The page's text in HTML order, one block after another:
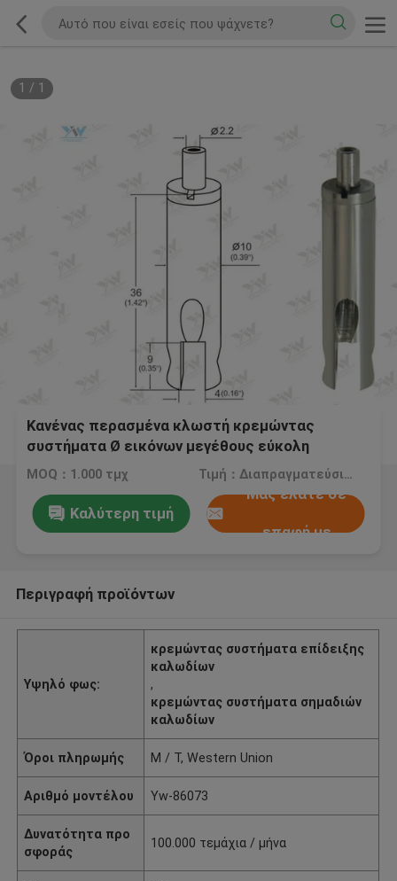
1 / 1
Κανένας περασμένα κλωστή κρεμώντας
συστήματα Ø εικόνων μεγέθους εύκολη
εγκατάσταση διαμέτρων δυτών 2,2 χιλ.
MOQ：1.000 τμχ Τιμή：Διαπραγματεύσιμα
Καλύτερη τιμή
Μας ελάτε σε
επαφή με
Περιγραφή προϊόντων
Υψηλό φως:
κρεμώντας συστήματα επίδειξης
καλωδίων
,
κρεμώντας συστήματα σημαδιών
καλωδίων
Όροι πληρωμής Μ / Τ, Western Union
Αριθμό μοντέλου Yw-86073
Δυνατότητα προ
σφοράς
100.000 τεμάχια / μήνα